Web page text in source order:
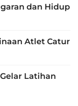
dan Hidup
Atlet Catur
Latihan